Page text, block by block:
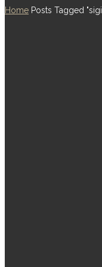
Home Posts Tagged